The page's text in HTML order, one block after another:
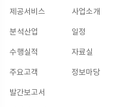
제공서비스
분석산업
수행실적
주요고객
발간보고서
사업소개
일정
자료실
정보마당